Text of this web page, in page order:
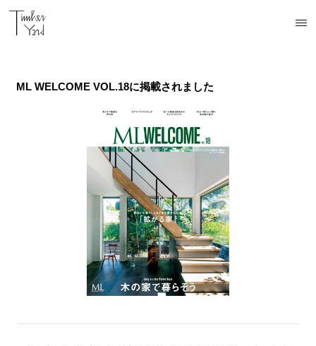
ML WELCOME VOL.18に掲載されました